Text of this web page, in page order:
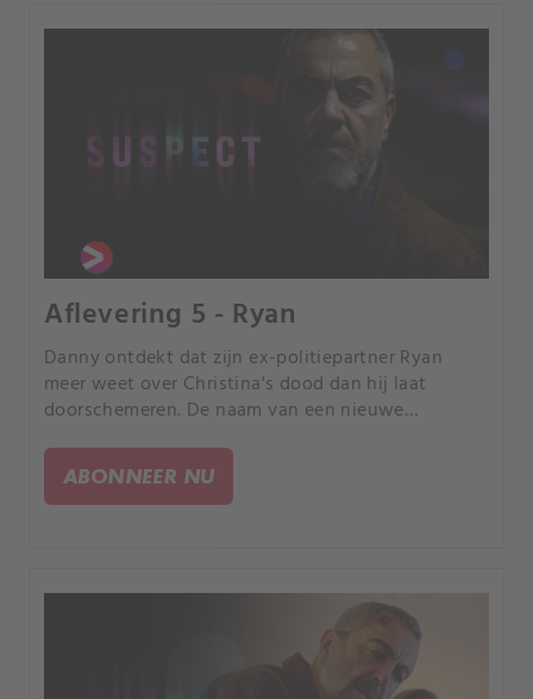
Aflevering 5 - Ryan
Danny ontdekt dat zijn ex-politiepartner Ryan
meer weet over Christina's dood dan hij laat
doorschemeren. De naam van een nieuwe
ABONNEER NU